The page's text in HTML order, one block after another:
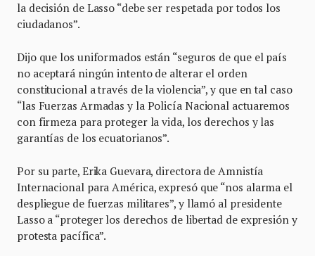
la decisión de Lasso “debe ser respetada por todos los
ciudadanos”.
Dijo que los uniformados están “seguros de que el país
no aceptará ningún intento de alterar el orden
constitucional a través de la violencia”, y que en tal caso
“las Fuerzas Armadas y la Policía Nacional actuaremos
con firmeza para proteger la vida, los derechos y las
garantías de los ecuatorianos”.
Por su parte, Erika Guevara, directora de Amnistía
Internacional para América, expresó que “nos alarma el
despliegue de fuerzas militares”, y llamó al presidente
Lasso a “proteger los derechos de libertad de expresión y
protesta pacífica”.